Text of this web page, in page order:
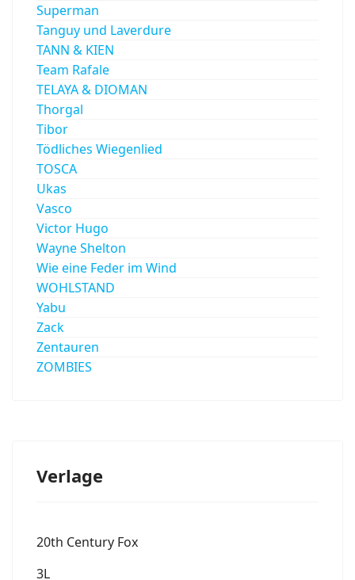
Superman
Tanguy und Laverdure
TANN & KIEN
Team Rafale
TELAYA & DIOMAN
Thorgal
Tibor
Tödliches Wiegenlied
TOSCA
Ukas
Vasco
Victor Hugo
Wayne Shelton
Wie eine Feder im Wind
WOHLSTAND
Yabu
Zack
Zentauren
ZOMBIES
Verlage
20th Century Fox
3L